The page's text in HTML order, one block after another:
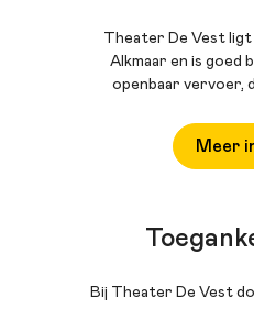
Theater De Vest
Alkmaar en is goed
openbaar vervoer,
Meer
Bij Theater De Vest